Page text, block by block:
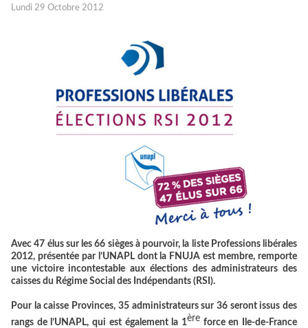
Lundi 29 Octobre 2012
Avec 47 élus sur les 66 sièges à pourvoir, la liste Professions libérales
2012, présentée par l’UNAPL dont la FNUJA est membre, remporte
une victoire incontestable aux élections des administrateurs des
caisses du Régime Social des Indépendants (RSI).
Pour la caisse Provinces, 35 administrateurs sur 36 seront issus des
rangs de l’UNAPL, qui est également la 1èreforce en Ile-de-France